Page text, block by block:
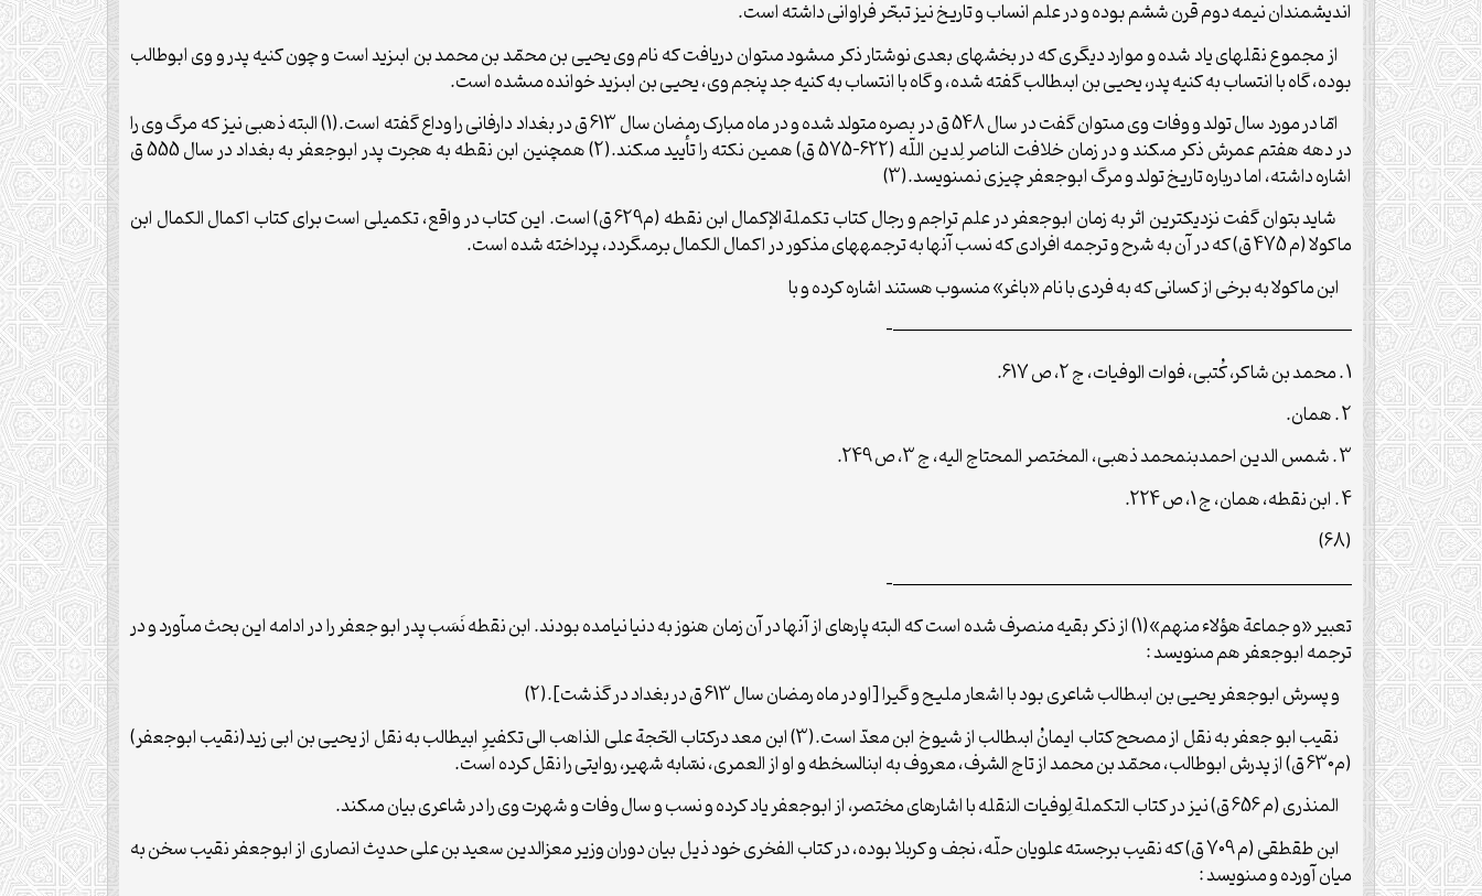
اندیشمندان نیمه دوم قرن ششم بوده و در علم انساب و تاریخ نیز تبحّر فراوانى داشته است.
از مجموع نقل‏هاى یاد شده و موارد دیگرى که در بخش‏هاى بعدى نوشتار ذکر مى‏شود مى‏توان دریافت که نام وى یحیى بن محمّد بن محمد بن ابى‏زید است و چون کنیه پدر و وى ابوطالب
بوده، گاه با انتساب به کنیه پدر، یحیى بن ابى‏طالب گفته شده، و گاه با انتساب به کنیه جد پنجم وى، یحیى بن ابى‏زید خوانده مى‏شده است.
امّا در مورد سال تولد و وفات وى مى‏توان گفت در سال 548 ق در بصره متولد شده و در ماه مبارک رمضان سال 613 ق در بغداد دارفانى را وداع گفته است.(1) البته ذهبى نیز که مرگ وى را
در دهه هفتم عمرش ذکر مى‏کند و در زمان خلافت الناصر لِدین اللّه‏ (575-622 ق) همین نکته را تأیید مى‏کند.(2) هم‏چنین ابن نقطه به هجرت پدر ابوجعفر به بغداد در سال 555 ق
اشاره داشته، اما درباره تاریخ تولد و مرگ ابوجعفر چیزى نمى‏نویسد.(3)
شاید بتوان گفت نزدیک‏ترین اثر به زمان ابوجعفر در علم تراجم و رجال کتاب تکملة‏الإکمال ابن نقطه (م629 ق) است. این کتاب در واقع، تکمیلى است براى کتاب اکمال الکمال ابن
ماکولا (م 475 ق) که در آن به شرح و ترجمه افرادى که نسب آن‏ها به ترجمه‏هاى مذکور در اکمال الکمال برمى‏گردد، پرداخته شده است.
ابن ماکولا به برخى از کسانى که به فردى با نام «باغر» منسوب هستند اشاره کرده و با
——————————————————————————–
1 . محمد بن شاکر، کُتبى، فوات الوفیات، ج 2، ص 617.
2 . همان.
3 . شمس الدین احمدبن‏محمد ذهبى، المختصر المحتاج الیه، ج 3، ص 249.
4 . ابن نقطه، همان، ج 1، ص 224.
(68)
——————————————————————————–
تعبیر «و جماعة هؤلاء منهم»(1) از ذکر بقیه منصرف شده است که البته پاره‏اى از آن‏ها در آن زمان هنوز به دنیا نیامده بودند. ابن نقطه نَسَب پدر ابو جعفر را در ادامه این بحث مى‏آورد و در
ترجمه ابوجعفر هم مى‏نویسد :
و پسرش ابوجعفر یحیى بن ابى‏طالب شاعرى بود با اشعار ملیح و گیرا [او در ماه رمضان سال 613 ق در بغداد در گذشت].(2)
نقیب ابو جعفر به نقل از مصحح کتاب ایمانُ ابى‏طالب از شیوخ ابن معدّ است.(3) ابن معد درکتاب الحّجة على الذاهب الى تکفیرِ ابیطالب به نقل از یحیى بن ابى زید(نقیب ابوجعفر)
(م630 ق) از پدرش ابوطالب، محمّد بن محمد از تاج الشرف، معروف به ابن‏السخطه و او از العمرى، نسّابه شهیر، روایتى را نقل کرده است.
المنذرى (م 656 ق) نیز در کتاب التکملة لِوفیات النقله با اشاره‏اى مختصر، از ابوجعفر یاد کرده و نسب و سال وفات و شهرت وى را در شاعرى بیان مى‏کند.
ابن طقطقى (م 709 ق) که نقیب برجسته علویان حلّه، نجف و کربلا بوده، در کتاب الفخرى خود ذیل بیان دوران وزیر معزالدین سعید بن على حدیث انصارى از ابوجعفر نقیب سخن به
میان آورده و مى‏نویسد :